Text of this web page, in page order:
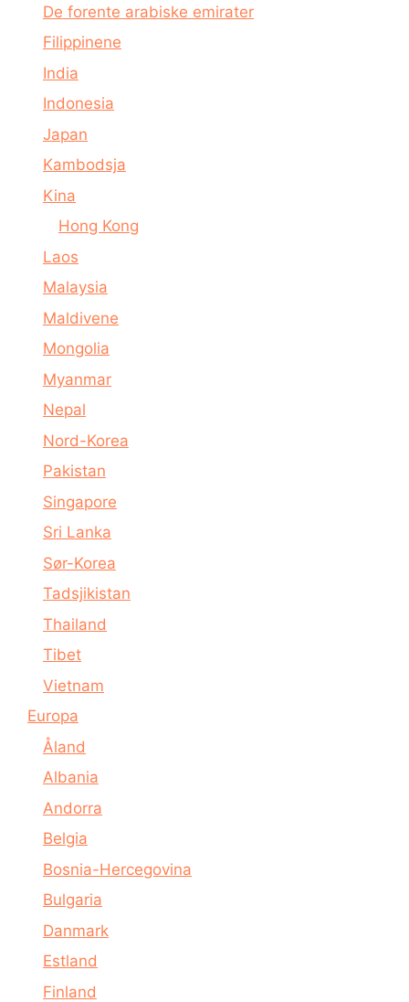
De forente arabiske emirater
Filippinene
India
Indonesia
Japan
Kambodsja
Kina
Hong Kong
Laos
Malaysia
Maldivene
Mongolia
Myanmar
Nepal
Nord-Korea
Pakistan
Singapore
Sri Lanka
Sør-Korea
Tadsjikistan
Thailand
Tibet
Vietnam
Europa
Åland
Albania
Andorra
Belgia
Bosnia-Hercegovina
Bulgaria
Danmark
Estland
Finland